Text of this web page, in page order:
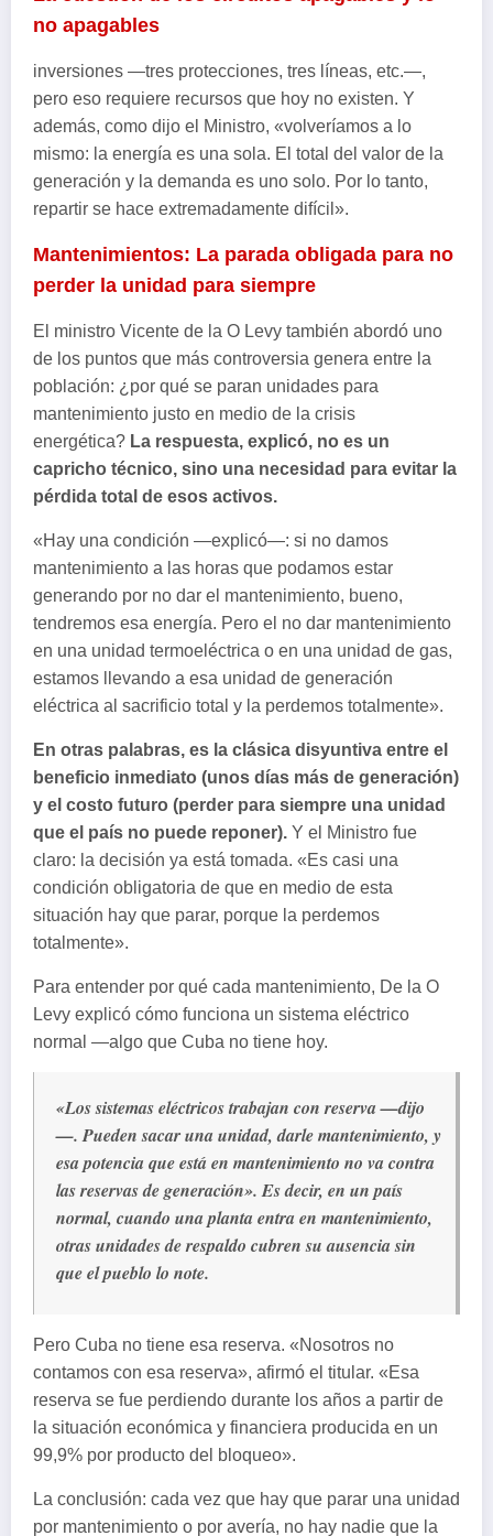
no apagables
inversiones —tres protecciones, tres líneas, etc.—,
pero eso requiere recursos que hoy no existen. Y
además, como dijo el Ministro, «volveríamos a lo
mismo: la energía es una sola. El total del valor de la
generación y la demanda es uno solo. Por lo tanto,
repartir se hace extremadamente difícil».
Mantenimientos: La parada obligada para no
perder la unidad para siempre
El ministro Vicente de la O Levy también abordó uno
de los puntos que más controversia genera entre la
población: ¿por qué se paran unidades para
mantenimiento justo en medio de la crisis
energética? La respuesta, explicó, no es un
capricho técnico, sino una necesidad para evitar la
pérdida total de esos activos.
«Hay una condición —explicó—: si no damos
mantenimiento a las horas que podamos estar
generando por no dar el mantenimiento, bueno,
tendremos esa energía. Pero el no dar mantenimiento
en una unidad termoeléctrica o en una unidad de gas,
estamos llevando a esa unidad de generación
eléctrica al sacrificio total y la perdemos totalmente».
En otras palabras, es la clásica disyuntiva entre el
beneficio inmediato (unos días más de generación)
y el costo futuro (perder para siempre una unidad
que el país no puede reponer). Y el Ministro fue
claro: la decisión ya está tomada. «Es casi una
condición obligatoria de que en medio de esta
situación hay que parar, porque la perdemos
totalmente».
Para entender por qué cada mantenimiento, De la O
Levy explicó cómo funciona un sistema eléctrico
normal —algo que Cuba no tiene hoy.
«Los sistemas eléctricos trabajan con reserva —dijo
—. Pueden sacar una unidad, darle mantenimiento, y
esa potencia que está en mantenimiento no va contra
las reservas de generación». Es decir, en un país
normal, cuando una planta entra en mantenimiento,
otras unidades de respaldo cubren su ausencia sin
que el pueblo lo note.
Pero Cuba no tiene esa reserva. «Nosotros no
contamos con esa reserva», afirmó el titular. «Esa
reserva se fue perdiendo durante los años a partir de
la situación económica y financiera producida en un
99,9% por producto del bloqueo».
La conclusión: cada vez que hay que parar una unidad
por mantenimiento o por avería, no hay nadie que la